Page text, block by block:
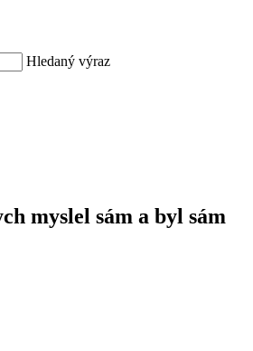
Hledaný výraz
myslel sám a byl sám